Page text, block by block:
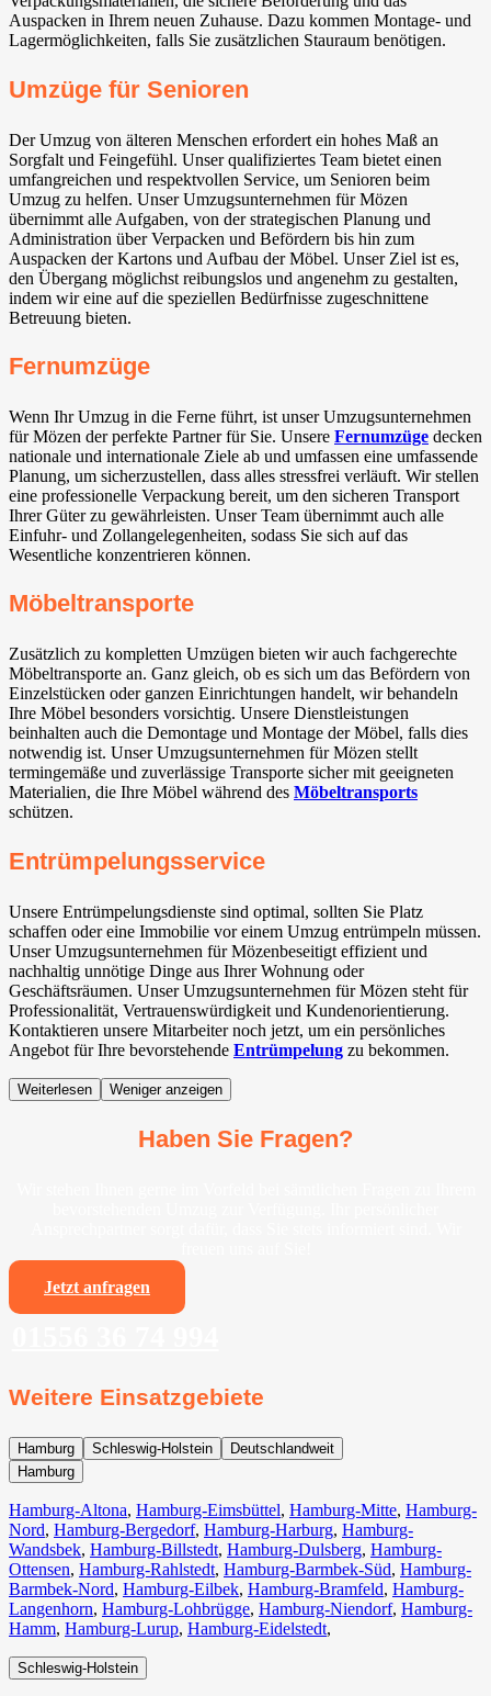
Auspacken in Ihrem neuen Zuhause. Dazu kommen Montage- und
Lagermöglichkeiten, falls Sie zusätzlichen Stauraum benötigen.
Umzüge für Senioren
Der Umzug von älteren Menschen erfordert ein hohes Maß an
Sorgfalt und Feingefühl. Unser qualifiziertes Team bietet einen
umfangreichen und respektvollen Service, um Senioren beim
Umzug zu helfen. Unser Umzugsunternehmen für Mözen
übernimmt alle Aufgaben, von der strategischen Planung und
Administration über Verpacken und Befördern bis hin zum
Auspacken der Kartons und Aufbau der Möbel. Unser Ziel ist es,
den Übergang möglichst reibungslos und angenehm zu gestalten,
indem wir eine auf die speziellen Bedürfnisse zugeschnittene
Betreuung bieten.
Fernumzüge
Wenn Ihr Umzug in die Ferne führt, ist unser Umzugsunternehmen
für Mözen der perfekte Partner für Sie. Unsere Fernumzüge decken
nationale und internationale Ziele ab und umfassen eine umfassende
Planung, um sicherzustellen, dass alles stressfrei verläuft. Wir stellen
eine professionelle Verpackung bereit, um den sicheren Transport
Ihrer Güter zu gewährleisten. Unser Team übernimmt auch alle
Einfuhr- und Zollangelegenheiten, sodass Sie sich auf das
Wesentliche konzentrieren können.
Möbeltransporte
Zusätzlich zu kompletten Umzügen bieten wir auch fachgerechte
Möbeltransporte an. Ganz gleich, ob es sich um das Befördern von
Einzelstücken oder ganzen Einrichtungen handelt, wir behandeln
Ihre Möbel besonders vorsichtig. Unsere Dienstleistungen
beinhalten auch die Demontage und Montage der Möbel, falls dies
notwendig ist. Unser Umzugsunternehmen für Mözen stellt
termingemäße und zuverlässige Transporte sicher mit geeigneten
Materialien, die Ihre Möbel während des Möbeltransports
schützen.
Entrümpelungsservice
Unsere Entrümpelungsdienste sind optimal, sollten Sie Platz
schaffen oder eine Immobilie vor einem Umzug entrümpeln müssen.
Unser Umzugsunternehmen für Mözenbeseitigt effizient und
nachhaltig unnötige Dinge aus Ihrer Wohnung oder
Geschäftsräumen. Unser Umzugsunternehmen für Mözen steht für
Professionalität, Vertrauenswürdigkeit und Kundenorientierung.
Kontaktieren unsere Mitarbeiter noch jetzt, um ein persönliches
Angebot für Ihre bevorstehende Entrümpelung zu bekommen.
Weiterlesen Weniger anzeigen
Haben Sie Fragen?
Jetzt anfragen
Weitere Einsatzgebiete
Hamburg Schleswig-Holstein
Deutschlandweit
Hamburg
Hamburg-Altona, Hamburg-Eimsbüttel, Hamburg-Mitte, Hamburg-
Nord, Hamburg-Bergedorf, Hamburg-Harburg, Hamburg-
Wandsbek, Hamburg-Billstedt, Hamburg-Dulsberg, Hamburg-
Ottensen, Hamburg-Rahlstedt, Hamburg-Barmbek-Süd, Hamburg-
Barmbek-Nord, Hamburg-Eilbek, Hamburg-Bramfeld, Hamburg-
Langenhorn, Hamburg-Lohbrügge, Hamburg-Niendorf, Hamburg-
Hamm, Hamburg-Lurup, Hamburg-Eidelstedt,
Schleswig-Holstein